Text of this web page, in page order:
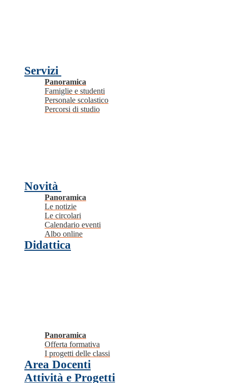
Servizi
Panoramica
Famiglie e studenti
Personale scolastico
Percorsi di studio
Novità
Panoramica
Le notizie
Le circolari
Calendario eventi
Albo online
Didattica
Panoramica
Offerta formativa
I progetti delle classi
Area Docenti
Attività e Progetti